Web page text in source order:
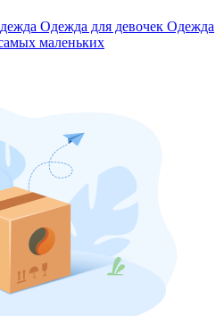
Одежда для девочек Одежда
маленьких